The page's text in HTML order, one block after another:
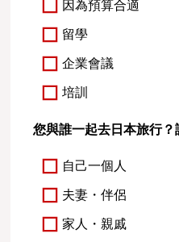
因為預算合適
留學
企業會議
培訓
您與誰一起去日本旅行？
自己一個人
夫妻・伴侶
家人・親戚